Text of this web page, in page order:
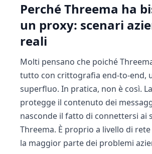
Perché Threema ha
un proxy: scenari
reali
Molti pensano che poiché
tutto con crittografia end-to-end,
superfluo. In pratica, non è così.
protegge il contenuto dei
nasconde il fatto di connettersi ai
Threema. È proprio a livello di
la maggior parte dei problemi